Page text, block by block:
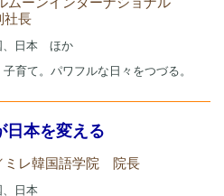
社長
、日本 ほか
育て。パワフルな日々をつづる。
日本を変える
ミレ韓国語学院 院長
、日本